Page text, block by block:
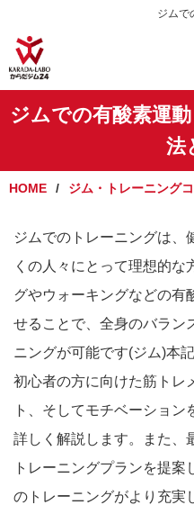
ジムで
ジムでの有酸素運
法
HOME ジム・トレーニング
ジムでのトレーニングは、
くの人々にとって理想的な
グやウォーキングなどの有
せることで、全身のバラン
ニングが可能です(ジム)本
初心者の方に向けた筋トレ
ト、そしてモチベーショ
詳しく解説します。また、
トレーニングプランを提
のトレーニングがより充実